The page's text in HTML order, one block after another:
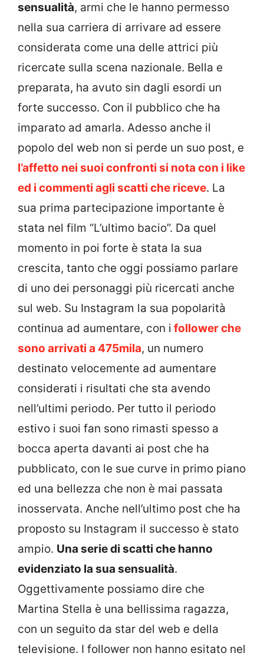
sensualità, armi che le hanno permesso
nella sua carriera di arrivare ad essere
considerata come una delle attrici più
ricercate sulla scena nazionale. Bella e
preparata, ha avuto sin dagli esordi un
forte successo. Con il pubblico che ha
imparato ad amarla. Adesso anche il
popolo del web non si perde un suo post, e
l’affetto nei suoi confronti si nota con i like
ed i commenti agli scatti che riceve. La
sua prima partecipazione importante è
stata nel film “L’ultimo bacio”. Da quel
momento in poi forte è stata la sua
crescita, tanto che oggi possiamo parlare
di uno dei personaggi più ricercati anche
sul web. Su Instagram la sua popolarità
continua ad aumentare, con i follower che
sono arrivati a 475mila, un numero
destinato velocemente ad aumentare
considerati i risultati che sta avendo
nell’ultimi periodo. Per tutto il periodo
estivo i suoi fan sono rimasti spesso a
bocca aperta davanti ai post che ha
pubblicato, con le sue curve in primo piano
ed una bellezza che non è mai passata
inosservata. Anche nell’ultimo post che ha
proposto su Instagram il successo è stato
ampio. Una serie di scatti che hanno
evidenziato la sua sensualità.
Oggettivamente possiamo dire che
Martina Stella è una bellissima ragazza,
con un seguito da star del web e della
televisione. I follower non hanno esitato nel